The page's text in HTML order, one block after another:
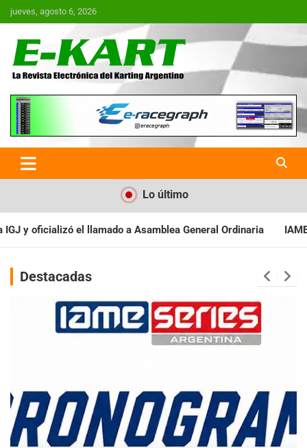
Saltar
al
jueves, agosto 6, 2026
E-Kart.com.ar | La Revista
Electrónica del Karting en
Argentina
Lo último
General Ordinaria IAME SERIES ARGENTINA:
Destacadas